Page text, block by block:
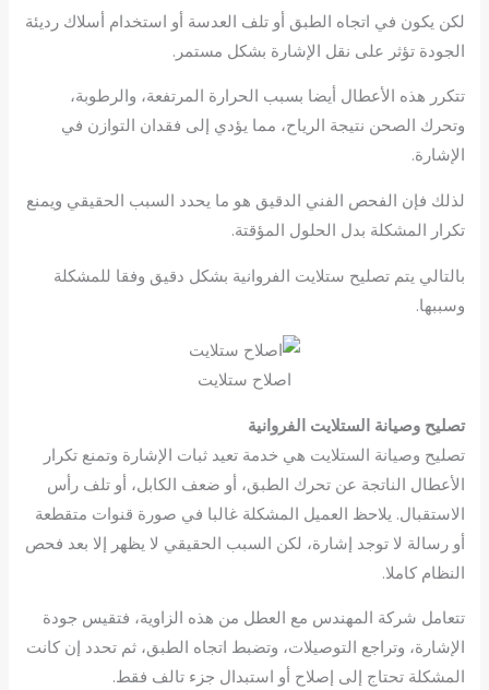
لكن يكون في اتجاه الطبق أو تلف العدسة أو استخدام أسلاك رديئة
الجودة تؤثر على نقل الإشارة بشكل مستمر.
تتكرر هذه الأعطال أيضا بسبب الحرارة المرتفعة، والرطوبة،
وتحرك الصحن نتيجة الرياح، مما يؤدي إلى فقدان التوازن في
الإشارة.
لذلك فإن الفحص الفني الدقيق هو ما يحدد السبب الحقيقي ويمنع
تكرار المشكلة بدل الحلول المؤقتة.
بالتالي يتم تصليح ستلايت الفروانية بشكل دقيق وفقا للمشكلة
وسببها.
اصلاح ستلايت
تصليح وصيانة الستلايت الفروانية
تصليح وصيانة الستلايت هي خدمة تعيد ثبات الإشارة وتمنع تكرار
الأعطال الناتجة عن تحرك الطبق، أو ضعف الكابل، أو تلف رأس
الاستقبال. يلاحظ العميل المشكلة غالبا في صورة قنوات متقطعة
أو رسالة لا توجد إشارة، لكن السبب الحقيقي لا يظهر إلا بعد فحص
النظام كاملا.
تتعامل شركة المهندس مع العطل من هذه الزاوية، فتقيس جودة
الإشارة، وتراجع التوصيلات، وتضبط اتجاه الطبق، ثم تحدد إن كانت
المشكلة تحتاج إلى إصلاح أو استبدال جزء تالف فقط.